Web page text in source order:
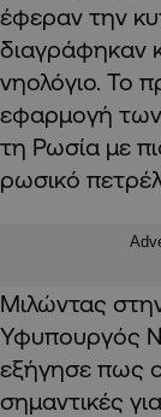
έφεραν την
διαγράφηκαν
νηολόγιο. Το
εφαρμογή
τη Ρωσία με
ρωσικό
Μιλώντας
Υφυπουργός
εξήγησε πως
σημαντικές